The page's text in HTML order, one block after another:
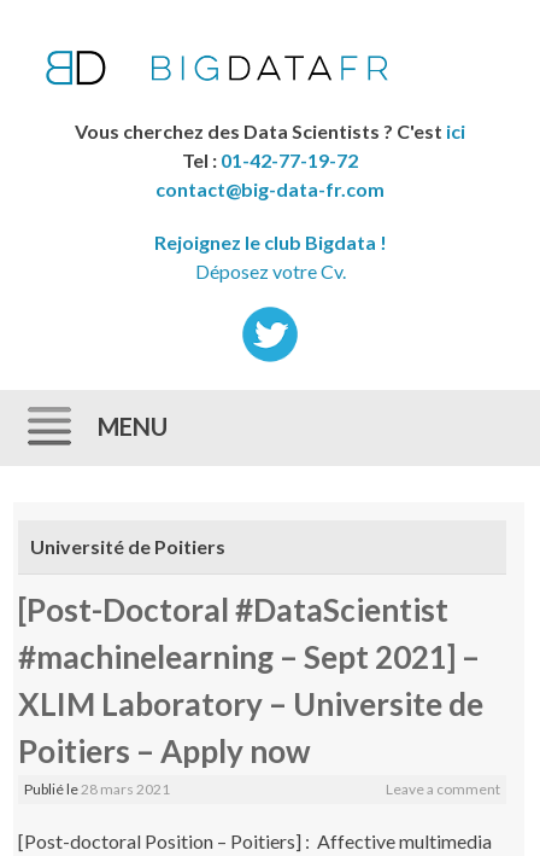
Vous cherchez des Data Scientists ? C'est ici
Tel : 01-42-77-19-72
contact@big-data-fr.com
Rejoignez le club Bigdata !
Déposez votre Cv.
MENU
Université de Poitiers
[Post-Doctoral #DataScientist
#machinelearning – Sept 2021] –
XLIM Laboratory – Universite de
Poitiers – Apply now
Publié le 28 mars 2021 Leave a comment
[Post-doctoral Position – Poitiers] : Affective multimedia